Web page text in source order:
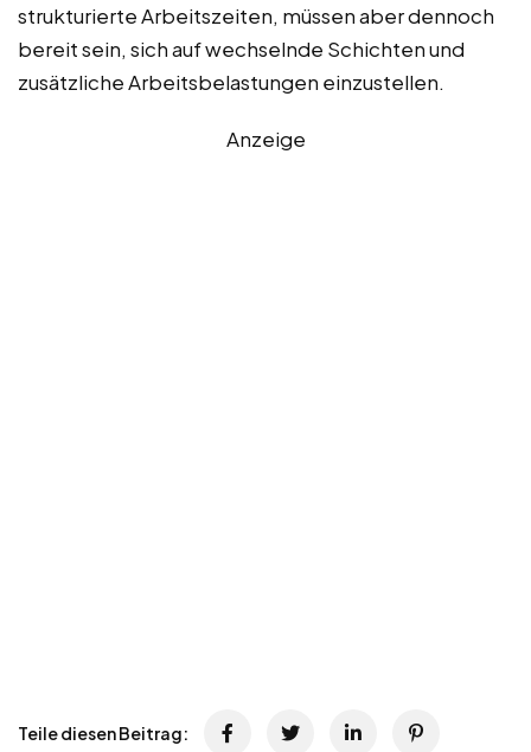
strukturierte Arbeitszeiten, müssen aber dennoch
bereit sein, sich auf wechselnde Schichten und
zusätzliche Arbeitsbelastungen einzustellen.
Anzeige
Teile diesen Beitrag: